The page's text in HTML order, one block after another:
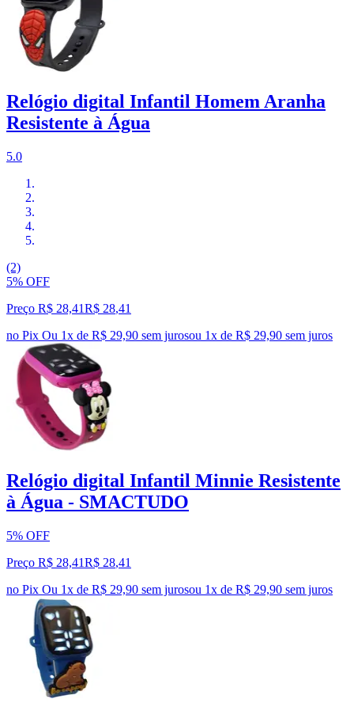
Relógio digital Infantil Homem Aranha
Resistente à Água
5.0
(2)
5% OFF
Preço R$ 28,41R$ 28,41
no Pix Ou 1x de R$ 29,90 sem jurosou 1x de R$ 29,90 sem juros
Relógio digital Infantil Minnie Resistente
à Água - SMACTUDO
5% OFF
Preço R$ 28,41R$ 28,41
no Pix Ou 1x de R$ 29,90 sem jurosou 1x de R$ 29,90 sem juros